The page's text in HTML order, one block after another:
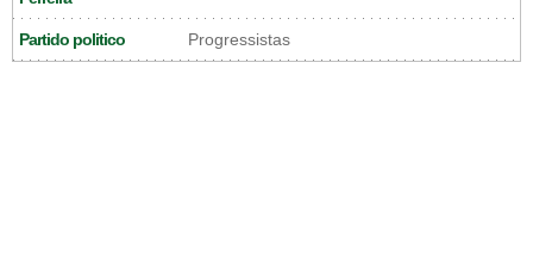
Partido politico Progressistas